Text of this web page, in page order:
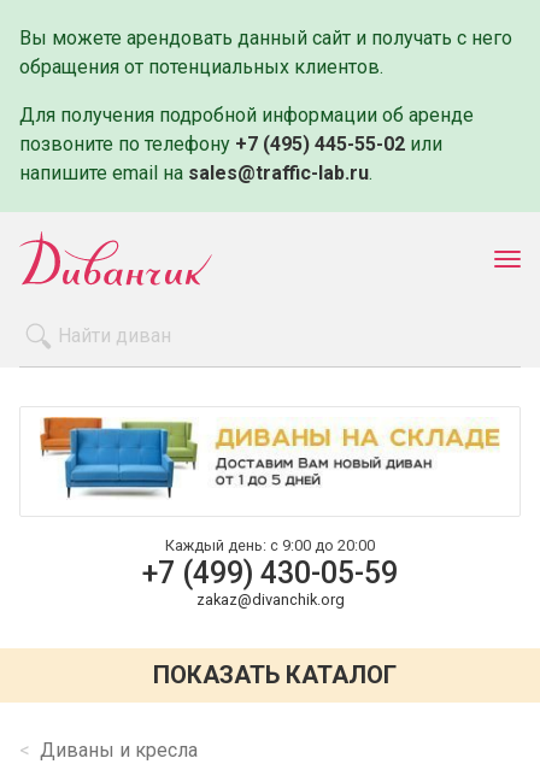
Вы можете арендовать данный сайт и получать с него
обращения от потенциальных клиентов.
Для получения подробной информации об аренде
позвоните по телефону +7 (495) 445-55-02 или
напишите email на sales@traffic-lab.ru.
Оплата и доставка
Контакты
Каждый день: с 9:00 до 20:00
+7 (499) 430-05-59
zakaz@divanchik.org
ПОКАЗАТЬ КАТАЛОГ
Диваны и кресла